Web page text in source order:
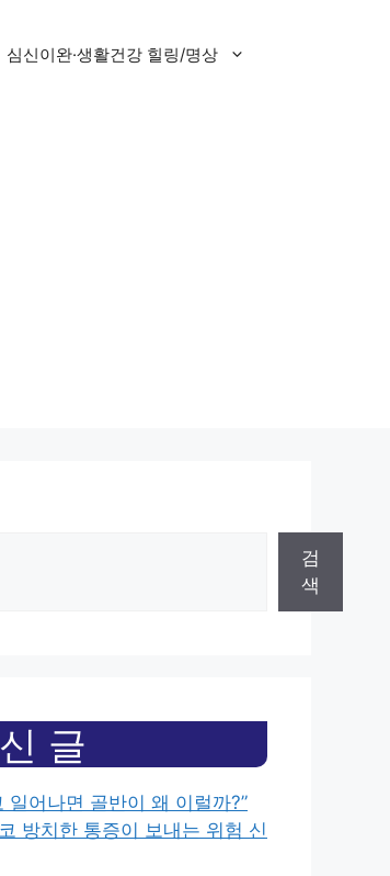
심신이완·생활건강 힐링/명상
검
색
글
일어나면 골반이 왜 이럴까?”
방치한 통증이 보내는 위험 신